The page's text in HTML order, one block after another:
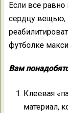
Если все равно
сердцу вещью,
футболке
Вам
Клеевая
материал,